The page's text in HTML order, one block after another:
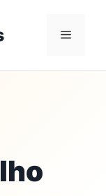
Menu